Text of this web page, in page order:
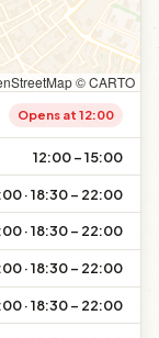
© CARTO
Opens at 12:00
12:00 – 15:00
· 18:30 – 22:00
· 18:30 – 22:00
· 18:30 – 22:00
· 18:30 – 22:00